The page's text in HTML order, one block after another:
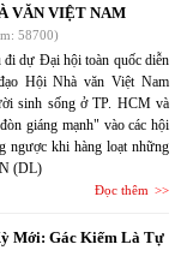
VĂN VIỆT NAM
58700)
đi dự Đại hội toàn quốc diễn
Hội Nhà văn Việt Nam
sinh sống ở TP. HCM và
giáng mạnh" vào các hội
ngược khi hàng loạt những
(DL)
Đọc thêm
Mới: Gác Kiếm Là Tự